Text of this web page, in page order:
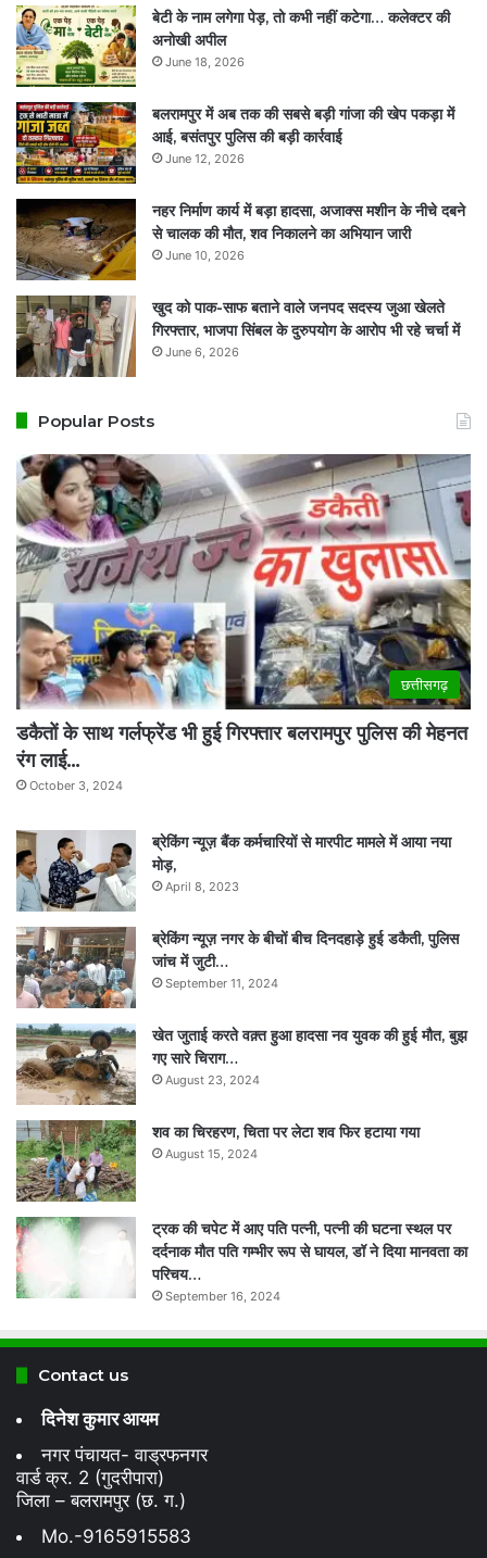
बेटी के नाम लगेगा पेड़, तो कभी नहीं कटेगा… कलेक्टर की
अनोखी अपील
June 18, 2026
बलरामपुर में अब तक की सबसे बड़ी गांजा की खेप पकड़ा में
आई, बसंतपुर पुलिस की बड़ी कार्रवाई
June 12, 2026
नहर निर्माण कार्य में बड़ा हादसा, अजाक्स मशीन के नीचे दबने
से चालक की मौत, शव निकालने का अभियान जारी
June 10, 2026
खुद को पाक-साफ बताने वाले जनपद सदस्य जुआ खेलते
गिरफ्तार, भाजपा सिंबल के दुरुपयोग के आरोप भी रहे चर्चा में
June 6, 2026
Popular Posts
छत्तीसगढ़
डकैतों के साथ गर्लफ्रेंड भी हुई गिरफ्तार बलरामपुर पुलिस की मेहनत
रंग लाई…
October 3, 2024
ब्रेकिंग न्यूज़ बैंक कर्मचारियों से मारपीट मामले में आया नया
मोड़,
April 8, 2023
ब्रेकिंग न्यूज़ नगर के बीचों बीच दिनदहाड़े हुई डकैती, पुलिस
जांच में जुटी…
September 11, 2024
खेत जुताई करते वक़्त हुआ हादसा नव युवक की हुई मौत, बुझ
गए सारे चिराग…
August 23, 2024
शव का चिरहरण, चिता पर लेटा शव फिर हटाया गया
August 15, 2024
ट्रक की चपेट में आए पति पत्नी, पत्नी की घटना स्थल पर
दर्दनाक मौत पति गम्भीर रूप से घायल, डॉ ने दिया मानवता का
परिचय…
September 16, 2024
Contact us
दिनेश कुमार आयम
नगर पंचायत- वाड्रफनगर
वार्ड क्र. 2 (गुदरीपारा)
जिला – बलरामपुर (छ. ग.)
Mo.-9165915583